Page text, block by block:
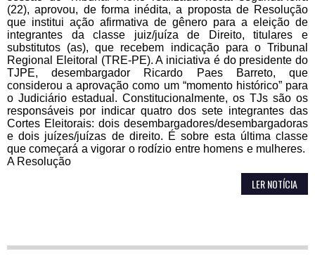
(22), aprovou, de forma inédita, a proposta de Resolução
que institui ação afirmativa de gênero para a eleição de
integrantes da classe juiz/juíza de Direito, titulares e
substitutos (as), que recebem indicação para o Tribunal
Regional Eleitoral (TRE-PE). A iniciativa é do presidente do
TJPE, desembargador Ricardo Paes Barreto, que
considerou a aprovação como um “momento histórico” para
o Judiciário estadual. Constitucionalmente, os TJs são os
responsáveis por indicar quatro dos sete integrantes das
Cortes Eleitorais: dois desembargadores/desembargadoras
e dois juízes/juízas de direito. É sobre esta última classe
que começará a vigorar o rodízio entre homens e mulheres.
A Resolução
LER NOTÍCIA